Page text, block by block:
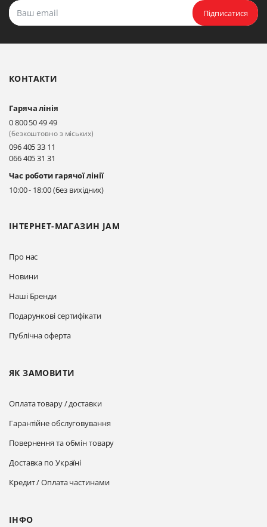
Підписатися
ІНТЕРНЕТ-МАГАЗИН JAM
Про нас
Новини
Наші Бренди
Подарункові сертифікати
Публічна оферта
ЯК ЗАМОВИТИ
Оплата товару / доставки
Гарантійне обслуговування
Повернення та обмін товару
Доставка по Україні
Кредит / Оплата частинами
ІНФО
КОНТАКТИ
Гаряча лінія
0 800 50 49 49
(безкоштовно з міських)
096 405 33 11
066 405 31 31
Час роботи гарячої лінії
10:00 - 18:00 (без вихідних)